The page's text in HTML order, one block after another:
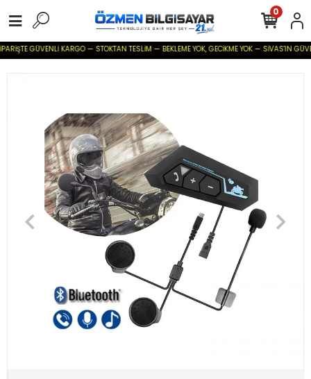
GÜVENLİ KARGO — STOKTAN TESLİM — BEKLEME YOK, GECİKME YOK — SİVAS'IN
0